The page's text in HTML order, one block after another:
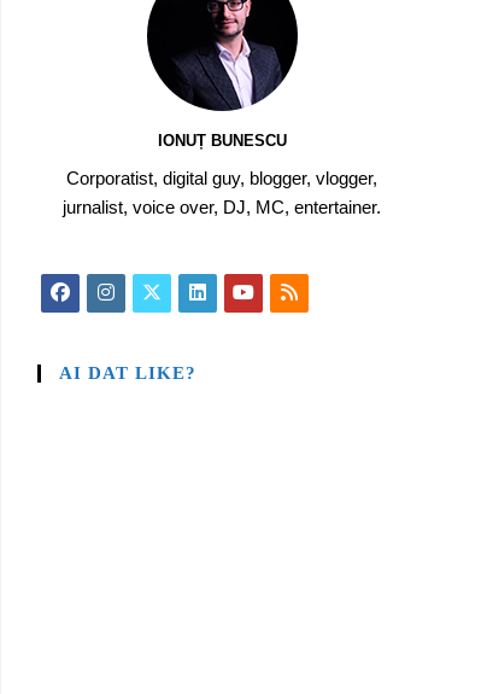
IONUȚ BUNESCU
Corporatist, digital guy, blogger, vlogger,
jurnalist, voice over, DJ, MC, entertainer.
AI DAT LIKE?